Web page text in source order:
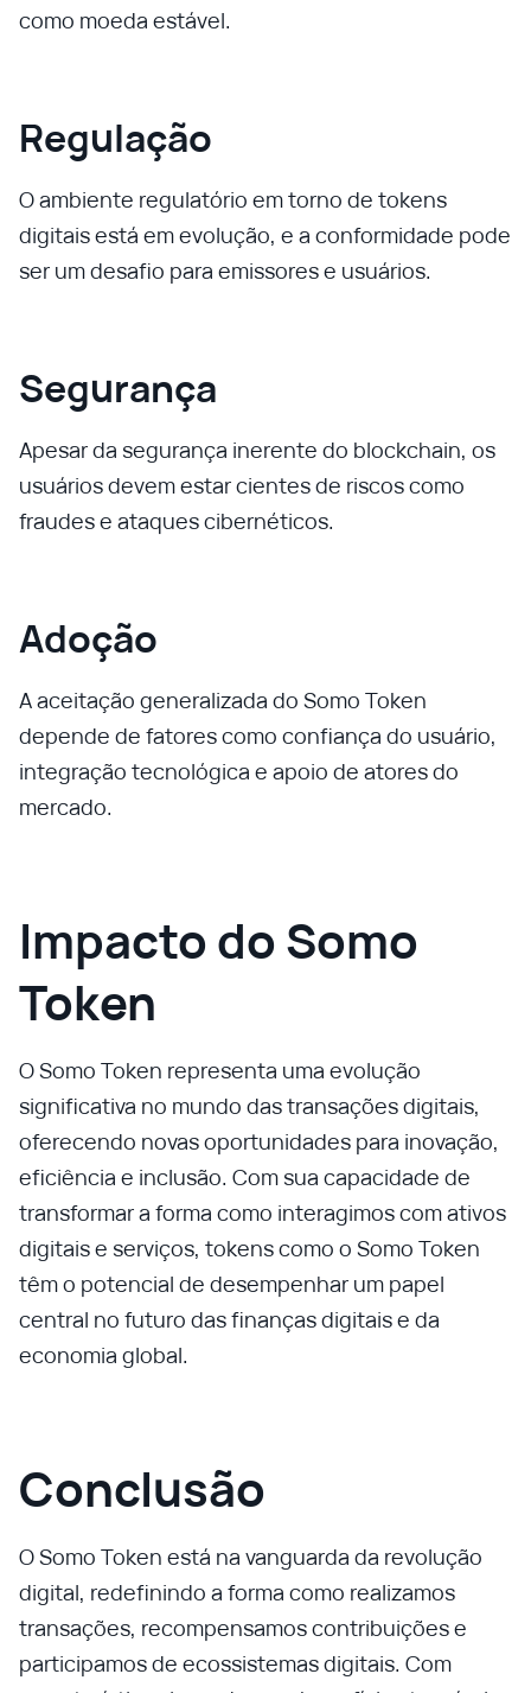
como moeda estável.
Regulação
O ambiente regulatório em torno de tokens
digitais está em evolução, e a conformidade pode
ser um desafio para emissores e usuários.
Segurança
Apesar da segurança inerente do blockchain, os
usuários devem estar cientes de riscos como
fraudes e ataques cibernéticos.
Adoção
A aceitação generalizada do Somo Token
depende de fatores como confiança do usuário,
integração tecnológica e apoio de atores do
mercado.
Impacto do Somo
Token
O Somo Token representa uma evolução
significativa no mundo das transações digitais,
oferecendo novas oportunidades para inovação,
eficiência e inclusão. Com sua capacidade de
transformar a forma como interagimos com ativos
digitais e serviços, tokens como o Somo Token
têm o potencial de desempenhar um papel
central no futuro das finanças digitais e da
economia global.
Conclusão
O Somo Token está na vanguarda da revolução
digital, redefinindo a forma como realizamos
transações, recompensamos contribuições e
participamos de ecossistemas digitais. Com